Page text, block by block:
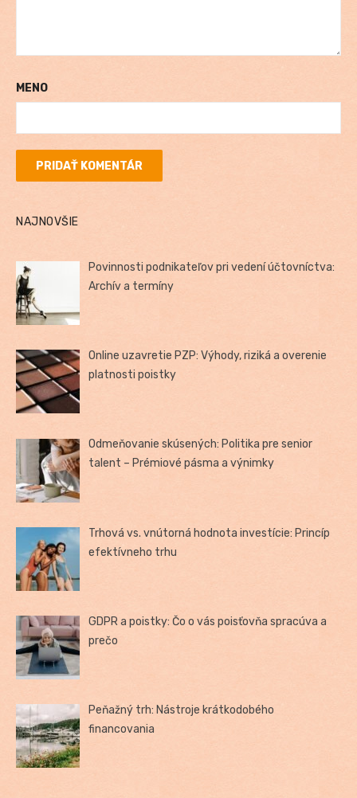
MENO
NAJNOVŠIE
Povinnosti podnikateľov pri vedení účtovníctva:
Archív a termíny
Online uzavretie PZP: Výhody, riziká a overenie
platnosti poistky
Odmeňovanie skúsených: Politika pre senior
talent – Prémiové pásma a výnimky
Trhová vs. vnútorná hodnota investície: Princíp
efektívneho trhu
GDPR a poistky: Čo o vás poisťovňa spracúva a
prečo
Peňažný trh: Nástroje krátkodobého
financovania